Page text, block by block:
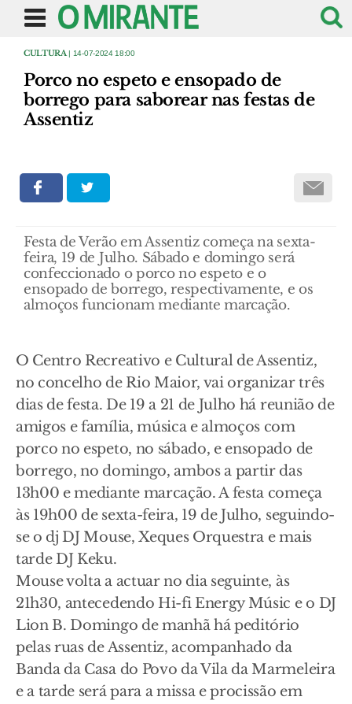
CULTURA | 14-07-2024 18:00
Porco no espeto e ensopado de
borrego para saborear nas festas de
Assentiz
Festa de Verão em Assentiz começa na sexta-
feira, 19 de Julho. Sábado e domingo será
confeccionado o porco no espeto e o
ensopado de borrego, respectivamente, e os
almoços funcionam mediante marcação.
O Centro Recreativo e Cultural de Assentiz,
no concelho de Rio Maior, vai organizar três
dias de festa. De 19 a 21 de Julho há reunião de
amigos e família, música e almoços com
porco no espeto, no sábado, e ensopado de
borrego, no domingo, ambos a partir das
13h00 e mediante marcação. A festa começa
às 19h00 de sexta-feira, 19 de Julho, seguindo-
se o dj DJ Mouse, Xeques Orquestra e mais
tarde DJ Keku.
Mouse volta a actuar no dia seguinte, às
21h30, antecedendo Hi-fi Energy Músic e o DJ
Lion B. Domingo de manhã há peditório
pelas ruas de Assentiz, acompanhado da
Banda da Casa do Povo da Vila da Marmeleira
e a tarde será para a missa e procissão em